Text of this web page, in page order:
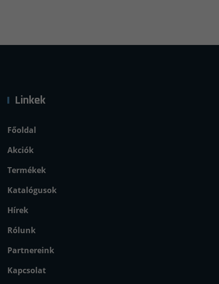
Linkek
Főoldal
Akciók
Termékek
Katalógusok
Hírek
Rólunk
Partnereink
Kapcsolat